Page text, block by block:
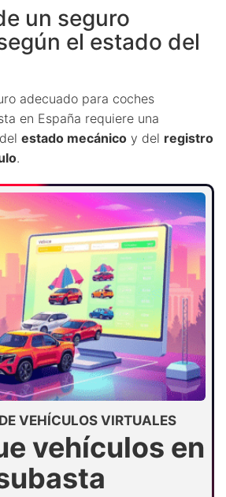
un seguro
el estado del
adecuado para coches
en España requiere una
estado mecánico y del registro
.
VEHÍCULOS VIRTUALES
vehículos en